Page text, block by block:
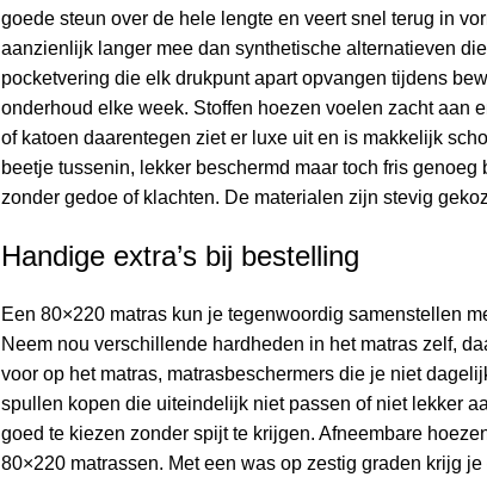
goede steun over de hele lengte en veert snel terug in
aanzienlijk langer mee dan synthetische alternatieven
pocketvering die elk drukpunt apart opvangen tijdens
onderhoud elke week. Stoffen hoezen voelen zacht aan
of katoen daarentegen ziet er luxe uit en is makkelijk
beetje tussenin, lekker beschermd maar toch fris
zonder gedoe of klachten. De materialen zijn stevig
Handige extra’s bij bestelling
Een 80×220 matras kun je tegenwoordig samenstellen
Neem nou verschillende hardheden in het matras zelf,
voor op het matras, matrasbeschermers die je niet
spullen kopen die uiteindelijk niet passen of niet lekker
goed te kiezen zonder spijt te krijgen. Afneembare
80×220 matrassen. Met een was op zestig graden krijg